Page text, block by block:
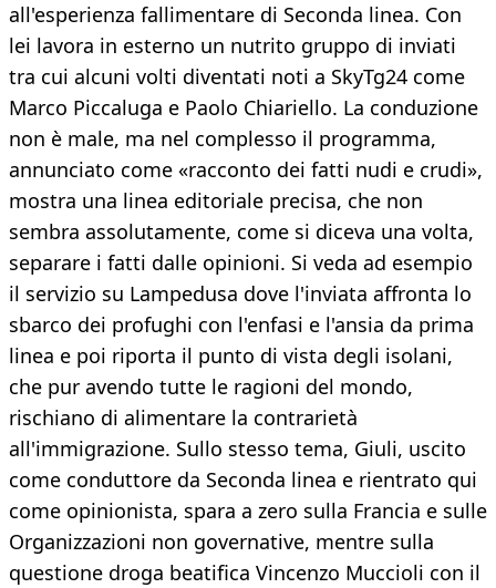
all'esperienza fallimentare di Seconda linea. Con
lei lavora in esterno un nutrito gruppo di inviati
tra cui alcuni volti diventati noti a SkyTg24 come
Marco Piccaluga e Paolo Chiariello. La conduzione
non è male, ma nel complesso il programma,
annunciato come «racconto dei fatti nudi e crudi»,
mostra una linea editoriale precisa, che non
sembra assolutamente, come si diceva una volta,
separare i fatti dalle opinioni. Si veda ad esempio
il servizio su Lampedusa dove l'inviata affronta lo
sbarco dei profughi con l'enfasi e l'ansia da prima
linea e poi riporta il punto di vista degli isolani,
che pur avendo tutte le ragioni del mondo,
rischiano di alimentare la contrarietà
all'immigrazione. Sullo stesso tema, Giuli, uscito
come conduttore da Seconda linea e rientrato qui
come opinionista, spara a zero sulla Francia e sulle
Organizzazioni non governative, mentre sulla
questione droga beatifica Vincenzo Muccioli con il